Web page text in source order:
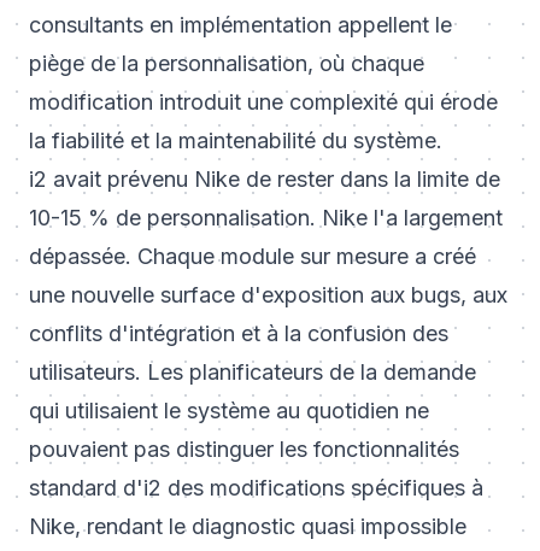
consultants en implémentation appellent le
piège de la personnalisation, où chaque
modification introduit une complexité qui érode
la fiabilité et la maintenabilité du système.
i2 avait prévenu Nike de rester dans la limite de
10-15 % de personnalisation. Nike l'a largement
dépassée. Chaque module sur mesure a créé
une nouvelle surface d'exposition aux bugs, aux
conflits d'intégration et à la confusion des
utilisateurs. Les planificateurs de la demande
qui utilisaient le système au quotidien ne
pouvaient pas distinguer les fonctionnalités
standard d'i2 des modifications spécifiques à
Nike, rendant le diagnostic quasi impossible